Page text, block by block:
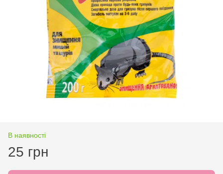
В наявності
25 грн